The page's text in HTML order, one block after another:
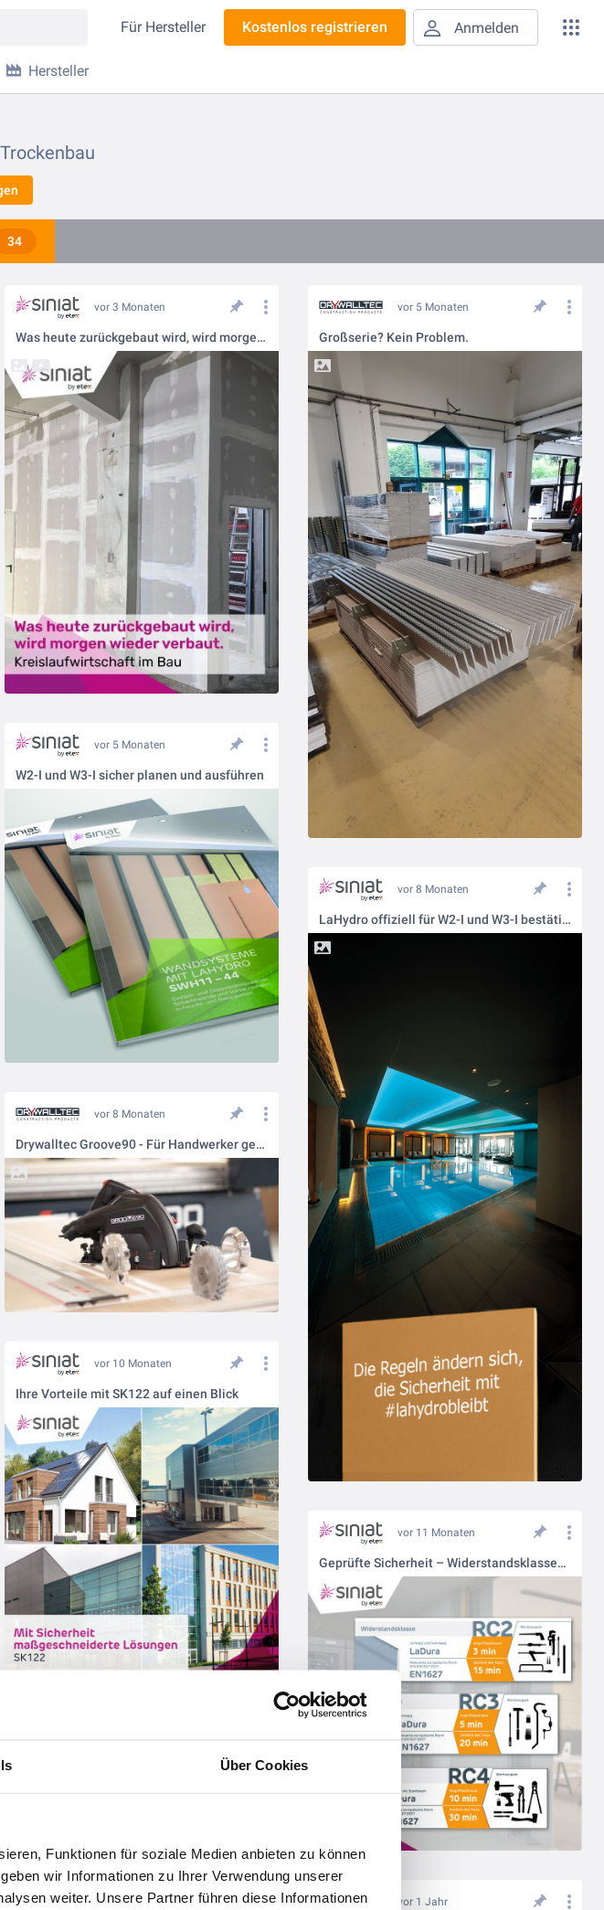
Über Cookies
Funktionen für soziale Medien anbieten zu können
wir Informationen zu Ihrer Verwendung unserer
weiter. Unsere Partner führen diese Informationen
Für Hersteller Kostenlos registrieren Anmelden
Hersteller
Trockenbau
34
vor 3 Monaten
Was heute zurückgebaut wird, wird morgen wieder verbaut.
vor 5 Monaten
Großserie? Kein Problem.
vor 5 Monaten
W2-I und W3-I sicher planen und ausführen
vor 8 Monaten
LaHydro offiziell für W2-I und W3-I bestätigt
vor 8 Monaten
Drywalltec Groove90 - Für Handwerker gemacht
vor 10 Monaten
Ihre Vorteile mit SK122 auf einen Blick
vor 11 Monaten
Geprüfte Sicherheit – Widerstandsklassen RC2 bis RC4
Sicherheit im Trockenbau – neu definiert mit SK122
vor 1 Jahr